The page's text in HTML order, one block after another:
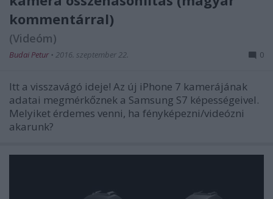
kommentárral)
(Videóm)
Budai Petur • 2016. szeptember 22. 0
Itt a visszavágó ideje! Az új iPhone 7 kamerájának
adatai megmérkőznek a Samsung S7 képességeivel.
Melyiket érdemes venni, ha fényképezni/videózni
akarunk?